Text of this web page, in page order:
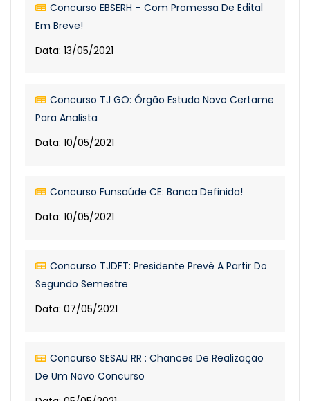
Concurso EBSERH – Com Promessa De Edital
Em Breve!
Data: 13/05/2021
Concurso TJ GO: Órgão Estuda Novo Certame
Para Analista
Data: 10/05/2021
Concurso Funsaúde CE: Banca Definida!
Data: 10/05/2021
Concurso TJDFT: Presidente Prevê A Partir Do
Segundo Semestre
Data: 07/05/2021
Concurso SESAU RR : Chances De Realização
De Um Novo Concurso